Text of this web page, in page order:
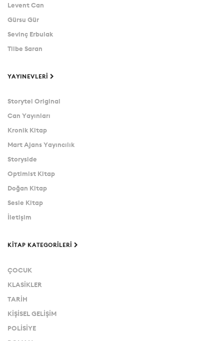
Levent Can
Gürsu Gür
Sevinç Erbulak
Tilbe Saran
YAYINEVLERI
Storytel Original
Can Yayınları
Kronik Kitap
Mart Ajans Yayıncılık
Storyside
Optimist Kitap
Doğan Kitap
Sesle Kitap
İletişim
KITAP KATEGORILERI
ÇOCUK
KLASİKLER
TARİH
KİŞİSEL GELİŞİM
POLİSİYE